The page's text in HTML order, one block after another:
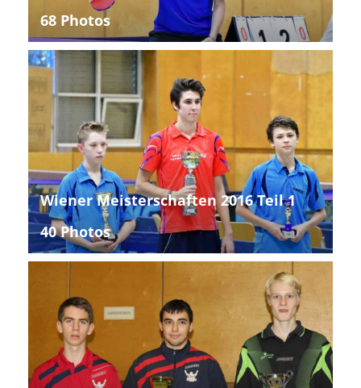
68 Photos
Wiener Meisterschaften 2016 Teil 1
40 Photos